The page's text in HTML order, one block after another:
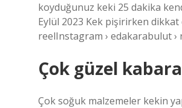
koyduğunuz keki 25 dakika
Eylül 2023 Kek pişirirken
reelInstagram › edakarabulut ›
Çok güzel
Çok soğuk malzemeler kekin